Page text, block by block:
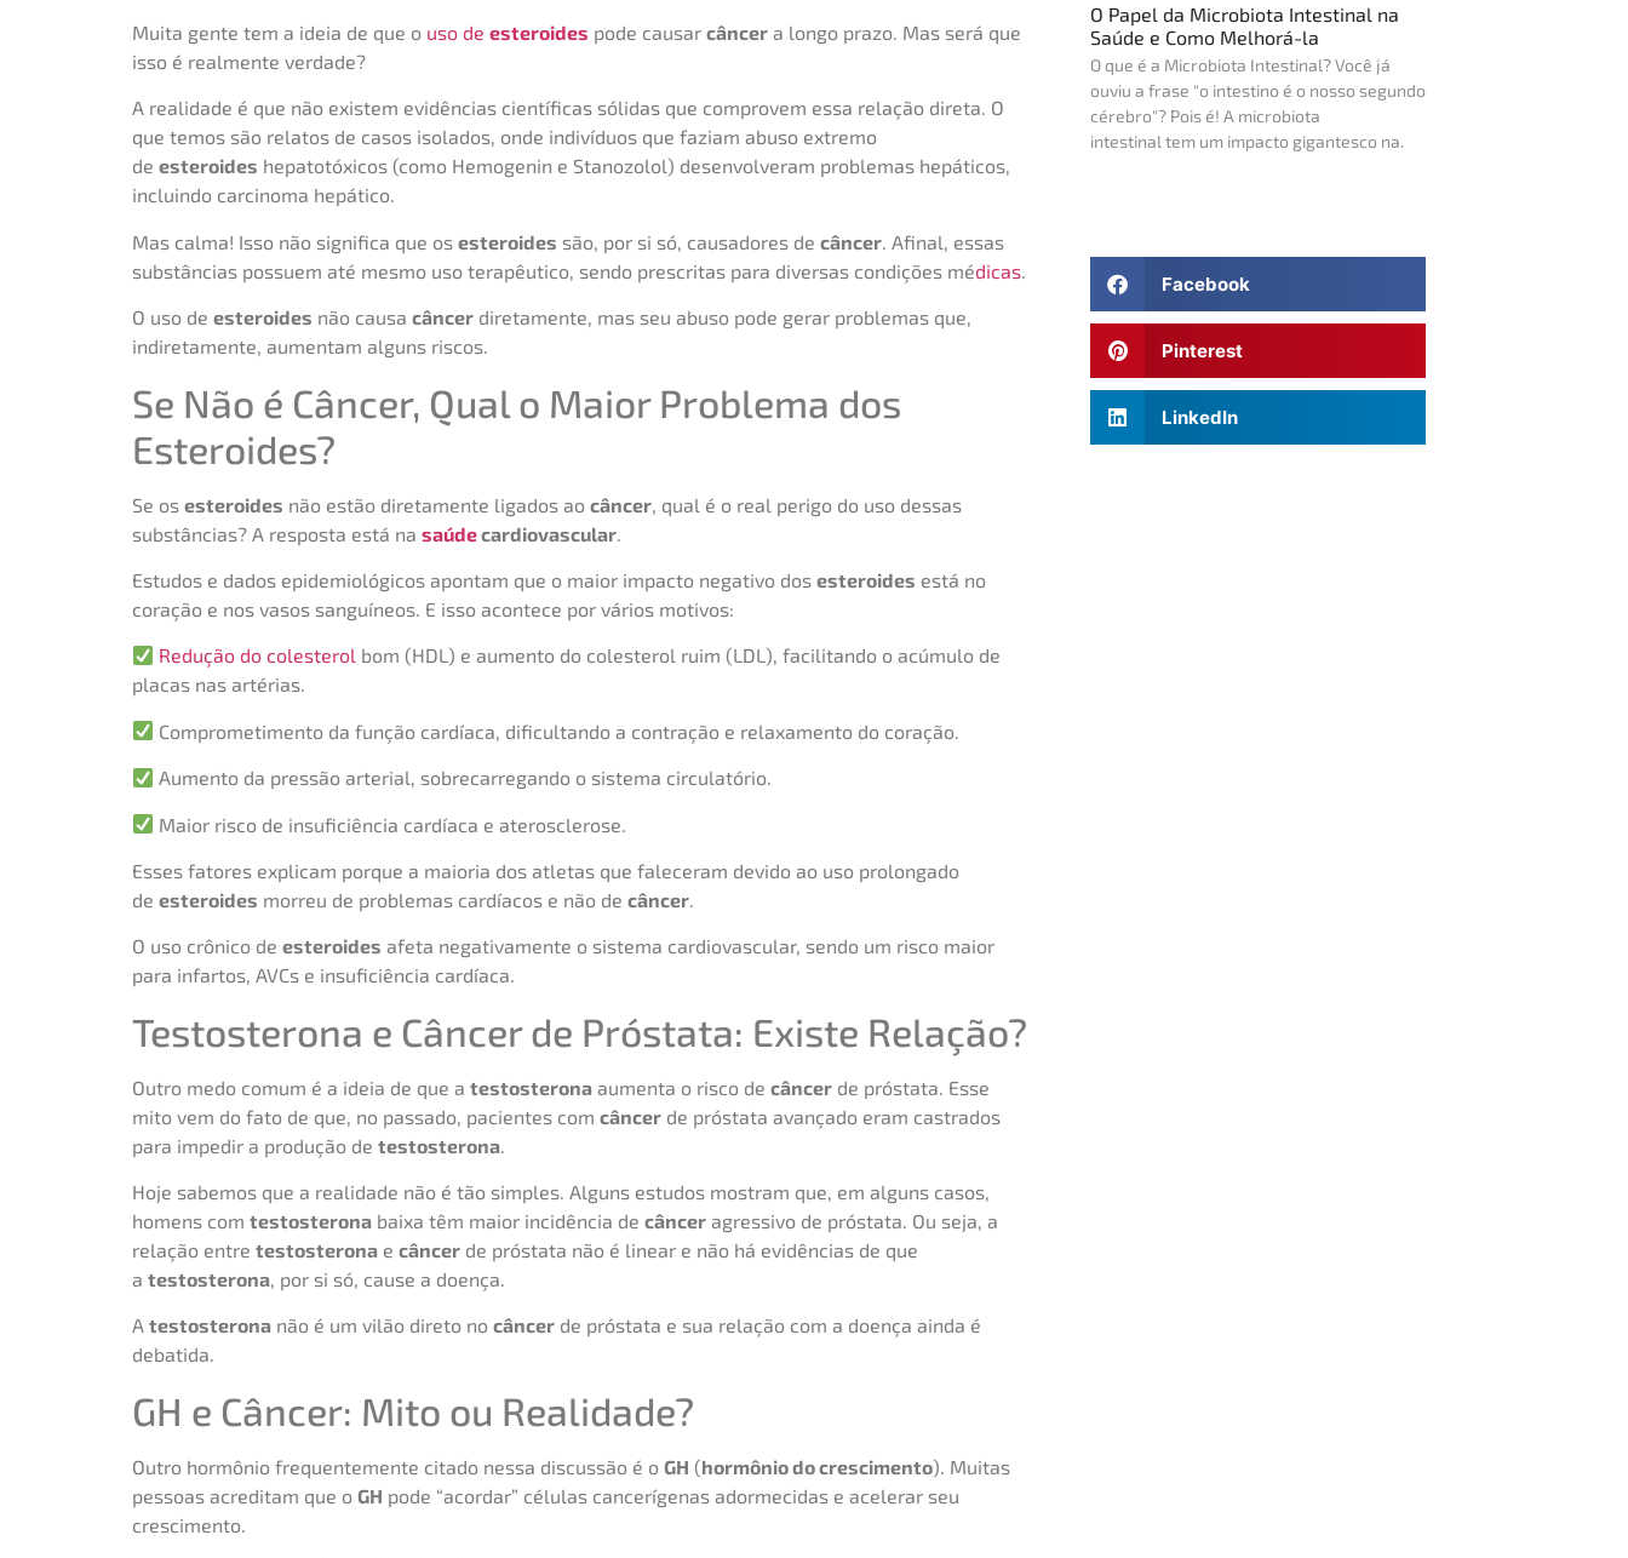
Muita gente tem a ideia de que o uso de esteroides pode causar câncera longo prazo. Mas será que
isso é realmente verdade?
A realidade é que não existem evidências científicas sólidas que comprovem essa relação direta. O
que temos são relatos de casos isolados, onde indivíduos que faziam abuso extremo
de esteroides hepatotóxicos (como Hemogenin e Stanozolol) desenvolveram problemas hepáticos,
incluindo carcinoma hepático.
Mas calma! Isso não significa que os esteroides são, por si só, causadores de câncer. Afinal, essas
substâncias possuem até mesmo uso terapêutico, sendo prescritas para diversas condições médicas.
O uso de esteroides não causa câncerdiretamente, mas seu abuso pode gerar problemas que,
indiretamente, aumentam alguns riscos.
Se Não é Câncer, Qual o Maior Problema dos
Esteroides?
Se os esteroides não estão diretamente ligados ao câncer, qual é o real perigo do uso dessas
substâncias? A resposta está na saúdecardiovascular.
Estudos e dados epidemiológicos apontam que o maior impacto negativo dos esteroides está no
coração e nos vasos sanguíneos. E isso acontece por vários motivos:
Redução do colesterol bom (HDL) e aumento do colesterol ruim (LDL), facilitando o acúmulo de
placas nas artérias.
Comprometimento da função cardíaca, dificultando a contração e relaxamento do coração.
Aumento da pressão arterial, sobrecarregando o sistema circulatório.
Maior risco de insuficiência cardíaca e aterosclerose.
Esses fatores explicam porque a maioria dos atletas que faleceram devido ao uso prolongado
de esteroides morreu de problemas cardíacos e não de câncer.
O uso crônico de esteroides afeta negativamente o sistema cardiovascular, sendo um risco maior
para infartos, AVCs e insuficiência cardíaca.
Testosterona e Câncer de Próstata: Existe Relação?
Outro medo comum é a ideia de que a testosteronaaumenta o risco de câncerde próstata. Esse
mito vem do fato de que, no passado, pacientes com câncerde próstata avançado eram castrados
para impedir a produção de testosterona.
Hoje sabemos que a realidade não é tão simples. Alguns estudos mostram que, em alguns casos,
homens com testosteronabaixa têm maior incidência de cânceragressivo de próstata. Ou seja, a
relação entre testosteronae câncerde próstata não é linear e não há evidências de que
a testosterona, por si só, cause a doença.
A testosteronanão é um vilão direto no câncerde próstata e sua relação com a doença ainda é
debatida.
GH e Câncer: Mito ou Realidade?
Outro hormônio frequentemente citado nessa discussão é o GH (hormônio do crescimento). Muitas
pessoas acreditam que o GH pode “acordar” células cancerígenas adormecidas e acelerar seu
crescimento.
O Papel da Microbiota Intestinal na
Saúde e Como Melhorá-la
O que é a Microbiota Intestinal? Você já
ouviu a frase "o intestino é o nosso segundo
cérebro"? Pois é! A microbiota
intestinal tem um impacto gigantesco na.
Facebook
Pinterest
LinkedIn